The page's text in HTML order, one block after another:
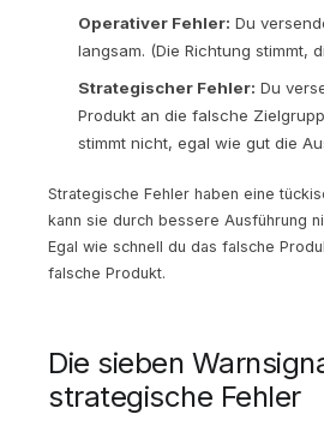
Operativer Fehler: Du
langsam. (Die Richtung stimmt,
Strategischer Fehler: Du
Produkt an die falsche
stimmt nicht, egal wie gut die
Strategische Fehler haben eine
kann sie durch bessere Ausführung
Egal wie schnell du das falsche
falsche Produkt.
Die sieben
strategische Fehler